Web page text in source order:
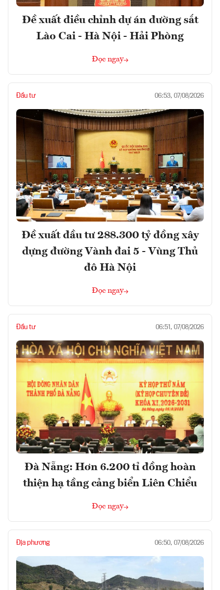
Đề xuất điều chỉnh dự án đường sắt
Lào Cai - Hà Nội - Hải Phòng
Đọc ngay
Đầu tư 06:53, 07/08/2026
Đề xuất đầu tư 288.300 tỷ đồng xây
dựng đường Vành đai 5 - Vùng Thủ
đô Hà Nội
Đọc ngay
Đầu tư 06:51, 07/08/2026
Đà Nẵng: Hơn 6.200 tỉ đồng hoàn
thiện hạ tầng cảng biển Liên Chiểu
Đọc ngay
Địa phương 06:50, 07/08/2026